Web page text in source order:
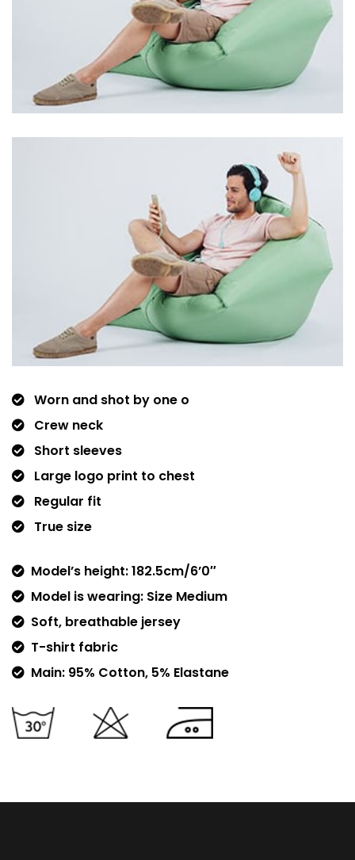
Worn and shot by one o
Crew neck
Short sleeves
Large logo print to chest
Regular fit
True size
Model’s height: 182.5cm/6’0″
Model is wearing: Size Medium
Soft, breathable jersey
T-shirt fabric
Main: 95% Cotton, 5% Elastane